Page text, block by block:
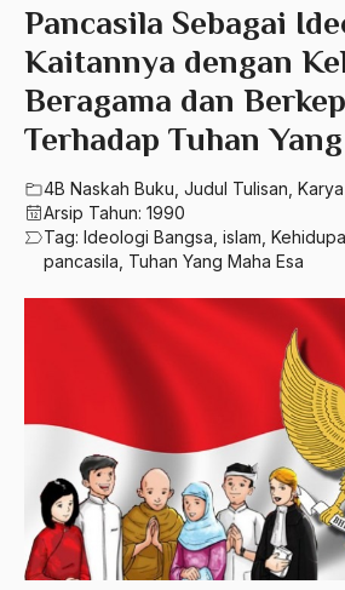
Pancasila Sebagai
Kaitannya dengan
Beragama dan
Terhadap Tuhan
4B Naskah Buku Judul Tulisan
Arsip Tahun: 1990
Tag: Ideologi Bangsa islam
pancasila Tuhan Yang Maha Esa
630 – Agama Dan Filsafat
660 – Ilmu Seni, Desain dan Media
710 – Ilmu Pendidikan
900 – Rumpun Ilmu Lainnya
2023
2022
2021
2020
2019
2018
2014
2012
2011
A. Mukti Ali
A. Mustofa Bisri
A. Yani
A.A. Navis
A.H Nasution
A.S
Aal Usul Teroris
Abad Modern
Abd. Moqsith Ghazali
Abdi Masyarakat
abdul wahid hasyim